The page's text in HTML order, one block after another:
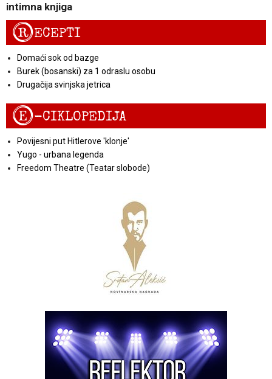
intimna knjiga
RECEPTI
Domaći sok od bazge
Burek (bosanski) za 1 odraslu osobu
Drugačija svinjska jetrica
E-CIKLOPEDIJA
Povijesni put Hitlerove 'klonje'
Yugo - urbana legenda
Freedom Theatre (Teatar slobode)